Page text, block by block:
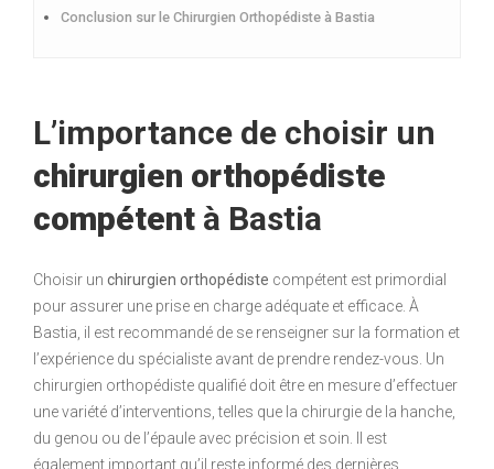
Conclusion sur le Chirurgien Orthopédiste à Bastia
L’importance de choisir un
chirurgien orthopédiste
compétent à Bastia
Choisir un chirurgien orthopédiste compétent est primordial
pour assurer une prise en charge adéquate et efficace. À
Bastia, il est recommandé de se renseigner sur la formation et
l’expérience du spécialiste avant de prendre rendez-vous. Un
chirurgien orthopédiste qualifié doit être en mesure d’effectuer
une variété d’interventions, telles que la chirurgie de la hanche,
du genou ou de l’épaule avec précision et soin. Il est
également important qu’il reste informé des dernières